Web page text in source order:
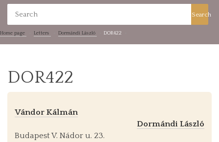
Search
Home page Letters Dormándi László DOR422
DOR422
Vándor Kálmán
Dormándi László
Budapest V. Nádor u. 23.